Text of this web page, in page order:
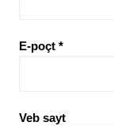
E-poçt *
Veb sayt